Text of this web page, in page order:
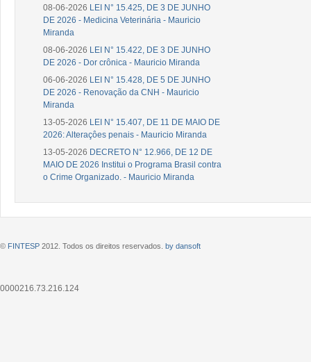
08-06-2026 LEI N° 15.425, DE 3 DE JUNHO
DE 2026 - Medicina Veterinária - Mauricio
Miranda
08-06-2026 LEI N° 15.422, DE 3 DE JUNHO
DE 2026 - Dor crônica - Mauricio Miranda
06-06-2026 LEI N° 15.428, DE 5 DE JUNHO
DE 2026 - Renovação da CNH - Mauricio
Miranda
13-05-2026 LEI N° 15.407, DE 11 DE MAIO DE
2026: Alteraçôes penais - Mauricio Miranda
13-05-2026 DECRETO N° 12.966, DE 12 DE
MAIO DE 2026 Institui o Programa Brasil contra
o Crime Organizado. - Mauricio Miranda
© FINTESP 2012. Todos os direitos reservados. by dansoft
0000216.73.216.124